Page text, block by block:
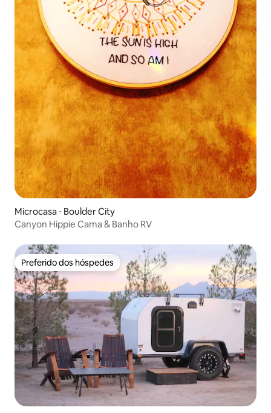
Microcasa ⋅ Boulder City
Canyon Hippie Cama & Banho RV
Preferido dos hóspedes
Preferido dos hóspedes